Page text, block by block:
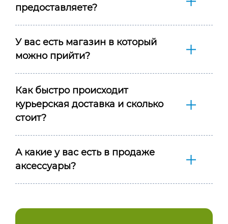
предоставляете?
У вас есть магазин в который
можно прийти?
Как быстро происходит
курьерская доставка и сколько
стоит?
А какие у вас есть в продаже
аксессуары?